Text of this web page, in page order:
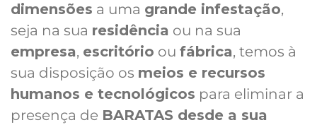
dimensões a uma grande infestação,
seja na sua residência ou na sua
empresa, escritório ou fábrica, temos à
sua disposição os meios e recursos
humanos e tecnológicos para eliminar a
presença de BARATAS desde a sua